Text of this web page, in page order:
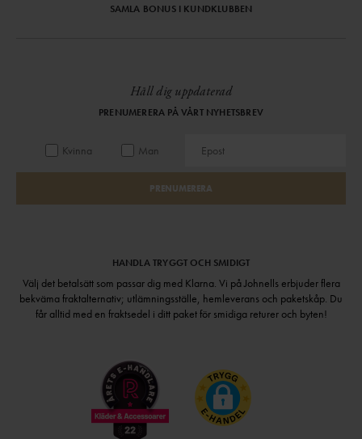
SAMLA BONUS I KUNDKLUBBEN
Håll dig uppdaterad
PRENUMERERA PÅ VÅRT NYHETSBREV
Kvinna Man
PRENUMERERA
HANDLA TRYGGT OCH SMIDIGT
Välj det betalsätt som passar dig med Klarna. Vi på Johnells erbjuder flera
bekväma fraktalternativ; utlämningsställe, hemleverans och paketskåp. Du
får alltid med en fraktsedel i ditt paket för smidiga returer och byten!